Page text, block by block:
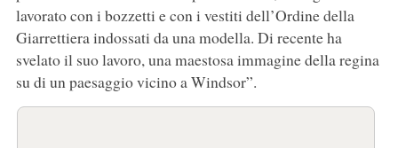
lavorato con i bozzetti e con i vestiti dell’Ordine della
Giarrettiera indossati da una modella. Di recente ha
svelato il suo lavoro, una maestosa immagine della regina
su di un paesaggio vicino a Windsor”.